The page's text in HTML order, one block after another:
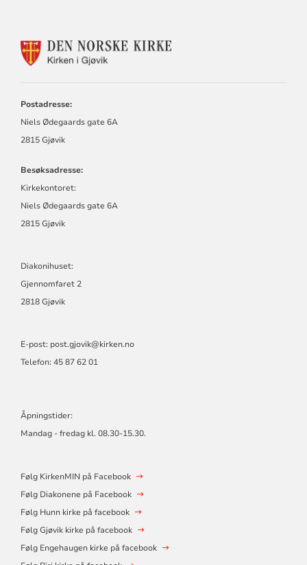
KONTAKTINFORMASJON
Postadresse:
Niels Ødegaards gate 6A
2815 Gjøvik
Besøksadresse:
Kirkekontoret:
Niels Ødegaards gate 6A
2815 Gjøvik
Diakonihuset:
Gjennomfaret 2
2818 Gjøvik
E-post: post.gjovik@kirken.no
Telefon: 45 87 62 01
Åpningstider:
Mandag - fredag kl. 08.30-15.30.
Følg KirkenMIN på Facebook
Følg Diakonene på Facebook
Følg Hunn kirke på facebook
Følg Gjøvik kirke på facebook
Følg Engehaugen kirke på facebook